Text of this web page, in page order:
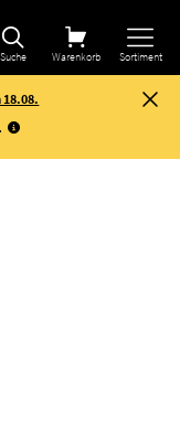
Suche Warenkorb Sortiment